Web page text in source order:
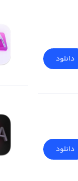
دانلود
دانلود